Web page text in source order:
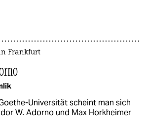
Frankfurt
Universität scheint man sich
W. Adorno und Max Horkheimer